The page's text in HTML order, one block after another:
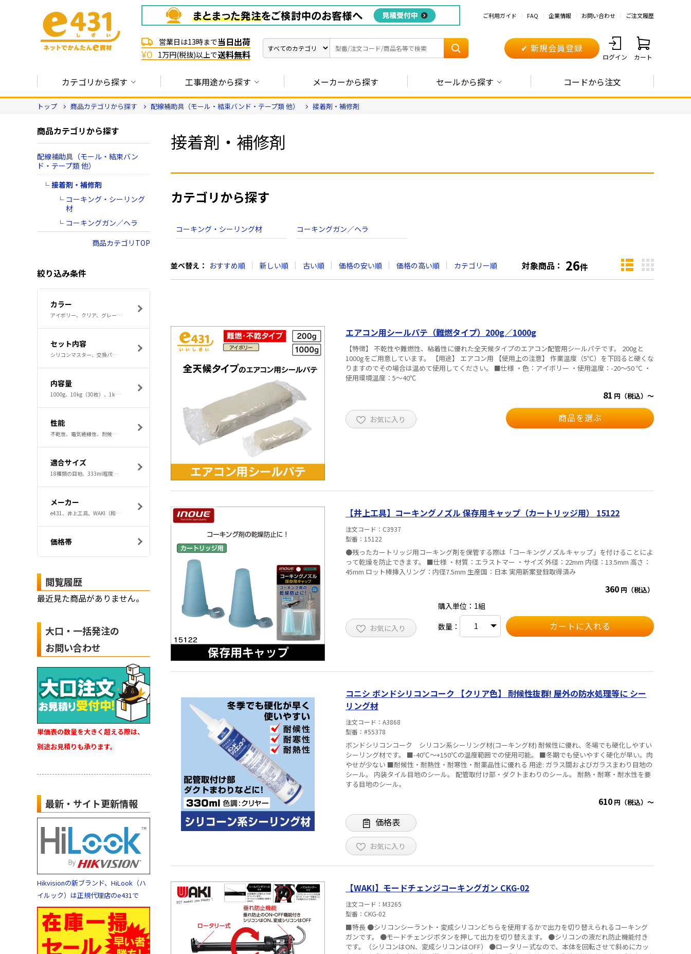
ご利用ガイド FAQ 企業情報 お問い合わせ ご注文履歴
営業日は13時まで当日出荷
¥0 1万円(税抜)以上で送料無料
✔ 新規会員登録
ログイン カート
カテゴリから探す 工事用途から探す メーカーから探す セールから探す コードから注文
トップ 商品カテゴリから探す 配線補助具（モール・結束バンド・テープ類 他） 接着剤・補修剤
商品カテゴリから探す
配線補助具（モール・結束バン
ド・テープ類 他）
接着剤・補修剤
コーキング・シーリング
材
コーキングガン／ヘラ
商品カテゴリTOP
絞り込み条件
カラー
アイボリー、クリア、グレー、ダークグレー、ホワイト
セット内容
シリコンマスター、交換パッド、ヘラ＆スクレーパー、交換用ヘラパッド、交換パッド、交換用パッド
内容量
1000g、10kg（30枚）、1kg、200g、330ml
性能
不乾性、電気絶縁性、耐候性、耐熱性、耐寒性、硬化性、不燃性、耐候性、耐熱性、耐寒性、耐水性、耐候性、耐熱性、耐寒性、耐薬品性、耐候性、防カビ性
適合サイズ
18種類の目地、333ml程度のカートリッジシリコン、ICK-003専用ヘラパッド、ICK-008専用パッド、カートリッジ用コーキング剤
メーカー
e431、井上工具、WAKI（和気産業）、因幡電工、日本メーカー製
価格帯
閲覧履歴
最近見た商品がありません。
大口・一括発注の
お問い合わせ
単価表の数量を大きく超える際は、
別途お見積りも承ります。
最新・サイト更新情報
Hikvisionの新ブランド、HiLook（ハ
イルック）は正規代理店のe431で
接着剤・補修剤
カテゴリから探す
コーキング・シーリング材 コーキングガン／ヘラ
並べ替え： おすすめ順 新しい順 古い順 価格の安い順 価格の高い順 カテゴリー順 対象商品： 26件
エアコン用シールパテ（難燃タイプ）200g／1000g
【特徴】 不乾性や難燃性、粘着性に優れた全天候タイプのエアコン配管用シールパテです。 200gと
1000gをご用意しています。 【用途】 エアコン用 【使用上の注意】 作業温度（5℃）を下回ると硬くな
りますのでその場合は温めて使用してください。 ■仕様 ・色：アイボリー ・使用温度：-20～50 ℃ ・
使用環境温度：5～40℃
81 円（税込）～
お気に入り 商品を選ぶ
【井上工具】コーキングノズル 保存用キャップ（カートリッジ用） 15122
注文コード
C3937
型番
15122
●残ったカートリッジ用コーキング剤を保管する際は「コーキングノズルキャップ」を付けることによ
って乾燥を防止できます。 ■仕様 ・材質：エラストマー ・サイズ 外径：22mm 内径：13.5mm 高さ：
45mm ロット棒挿入リング：内径7.5mm 生産国：日本 実用新案登録取得済み
360 円（税込）
お気に入り
購入単位：1組
数量：
コニシ ボンドシリコンコーク 【クリア色】 耐候性抜群! 屋外の防水処理等に シー
リング材
注文コード
A3868
型番
#55378
ボンドシリコンコーク シリコン系シーリング材(コーキング材) 耐候性に優れ、冬場でも硬化しやすい
シーリング材です。 ■-40℃～+150℃の温度範囲での使用可能。 ■冬期でも使いやすく硬化が早い。肉
やせが少ない ■耐候性・耐熱性・耐寒性・耐薬品性に優れる 用途: ガラス間およびガラスまわり目地の
シール。 内装タイル目地のシール。 配管取付け部・ダクトまわりのシール。 耐熱・耐寒・耐水性を要
する目地のシール。
610 円（税込）～
価格表
お気に入り
【WAKI】モードチェンジコーキングガン CKG-02
注文コード
M3265
型番
CKG-02
■特長 ●シリコンシーラント・変成シリコンどちらを使用するかで出力を切り替えられるコーキング
ガンです。 ●モードチェンジボタンを押して出力を切り替えます。 ●シリコンの液だれ防止機能付き
です。（シリコンはON、変成シリコンはOFF） ●ロータリー式なので、本体を回転させて斜めにカッ